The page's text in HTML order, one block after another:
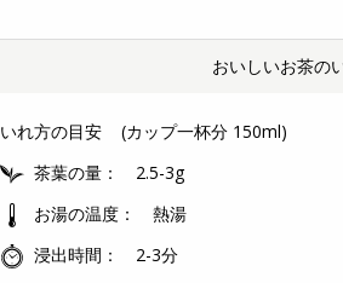
おいしいお茶の
いれ方の目安
(カップ一杯分 150ml)
茶葉の量
2.5-3g
お湯の温度
熱湯
浸出時間
2-3分